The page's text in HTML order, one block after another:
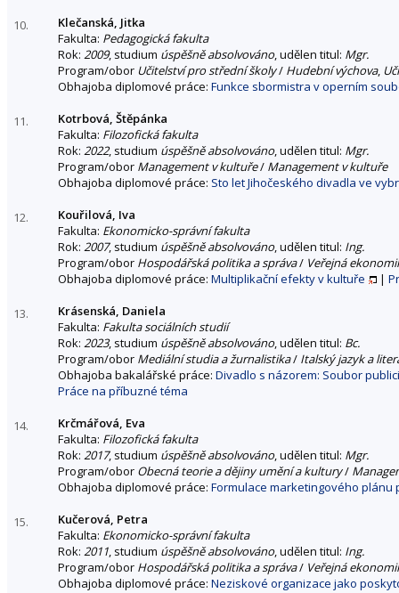
10.
Klečanská, Jitka
Fakulta: Pedagogická fakulta
Rok: 2009, studium úspěšně absolvováno, udělen titul: Mgr.
Program/obor Učitelství pro střední školy/ Hudební výchova,
Obhajoba diplomové práce: Funkce sbormistra v operním
11.
Kotrbová, Štěpánka
Fakulta: Filozofická fakulta
Rok: 2022, studium úspěšně absolvováno, udělen titul: Mgr.
Program/obor Management v kultuře/ Management v kultuře
Obhajoba diplomové práce: Sto let Jihočeského divadla ve
12.
Kouřilová, Iva
Fakulta: Ekonomicko-správní fakulta
Rok: 2007, studium úspěšně absolvováno, udělen titul: Ing.
Program/obor Hospodářská politika a správa/ Veřejná
Obhajoba diplomové práce: Multiplikační efekty v kultuře |
13.
Krásenská, Daniela
Fakulta: Fakulta sociálních studií
Rok: 2023, studium úspěšně absolvováno, udělen titul: Bc.
Program/obor Mediální studia a žurnalistika/ Italský jazyk a
Obhajoba bakalářské práce: Divadlo s názorem: Soubor
Práce na příbuzné téma
14.
Krčmářová, Eva
Fakulta: Filozofická fakulta
Rok: 2017, studium úspěšně absolvováno, udělen titul: Mgr.
Program/obor Obecná teorie a dějiny umění a kultury/
Obhajoba diplomové práce: Formulace marketingového plánu
15.
Kučerová, Petra
Fakulta: Ekonomicko-správní fakulta
Rok: 2011, studium úspěšně absolvováno, udělen titul: Ing.
Program/obor Hospodářská politika a správa/ Veřejná
Obhajoba diplomové práce: Neziskové organizace jako